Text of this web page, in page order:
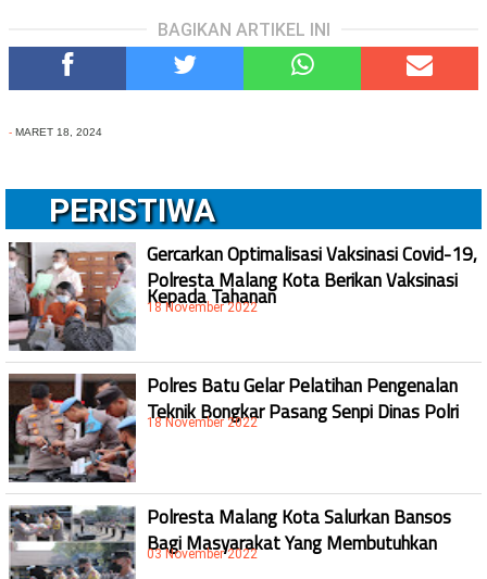
BAGIKAN ARTIKEL INI
- MARET 18, 2024
PERISTIWA
Gercarkan Optimalisasi Vaksinasi Covid-19,
Polresta Malang Kota Berikan Vaksinasi
Kepada Tahanan
18 November 2022
Polres Batu Gelar Pelatihan Pengenalan
Teknik Bongkar Pasang Senpi Dinas Polri
18 November 2022
Polresta Malang Kota Salurkan Bansos
Bagi Masyarakat Yang Membutuhkan
03 November 2022